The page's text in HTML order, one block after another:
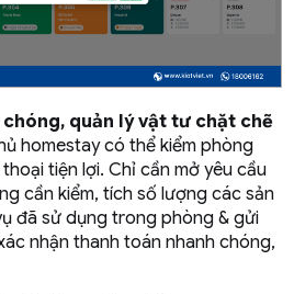
chóng, quản lý vật tư chặt chẽ
homestay có thể kiểm phòng
tiện lợi. Chỉ cần mở yêu cầu
cần kiểm, tích số lượng các sản
đã sử dụng trong phòng & gửi
nhận thanh toán nhanh chóng,